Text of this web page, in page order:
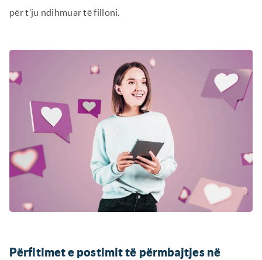
për t’ju ndihmuar të filloni.
Përfitimet e postimit të përmbajtjes në